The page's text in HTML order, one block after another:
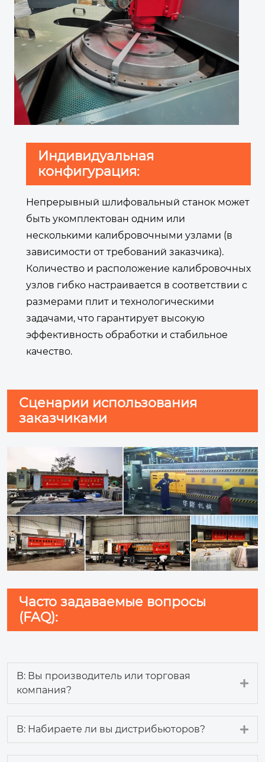
Индивидуальная
конфигурация:
Непрерывный шлифовальный станок может
быть укомплектован одним или
несколькими калибровочными узлами (в
зависимости от требований заказчика).
Количество и расположение калибровочных
узлов гибко настраивается в соответствии с
размерами плит и технологическими
задачами, что гарантирует высокую
эффективность обработки и стабильное
качество.
Сценарии использования
заказчиками
Часто задаваемые вопросы
(FAQ):
В: Вы производитель или торговая
компания?
В: Набираете ли вы дистрибьюторов?